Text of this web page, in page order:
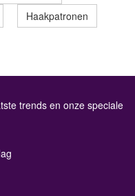
Haakpatronen
trends en onze speciale